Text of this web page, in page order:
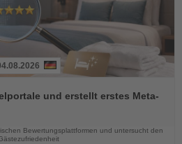
und erstellt erstes Meta-
Bewertungsplattformen und untersucht den